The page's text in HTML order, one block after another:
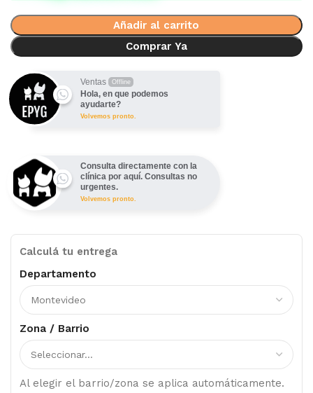
Añadir al carrito
Comprar Ya
Ventas Offline
Hola, en que podemos
ayudarte?
Volvemos pronto.
Consulta directamente con la
clínica por aquí. Consultas no
urgentes.
Volvemos pronto.
Calculá tu entrega
Departamento
Zona / Barrio
Al elegir el barrio/zona se aplica automáticamente.